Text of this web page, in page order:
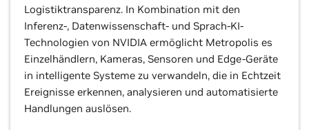
Logistiktransparenz. In Kombination mit den
Inferenz-, Datenwissenschaft- und Sprach-KI-
Technologien von NVIDIA ermöglicht Metropolis es
Einzelhändlern, Kameras, Sensoren und Edge-Geräte
in intelligente Systeme zu verwandeln, die in Echtzeit
Ereignisse erkennen, analysieren und automatisierte
Handlungen auslösen.